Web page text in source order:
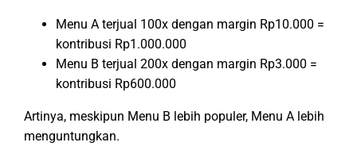
Menu A terjual 100x dengan margin Rp10.000 =
kontribusi Rp1.000.000
Menu B terjual 200x dengan margin Rp3.000 =
kontribusi Rp600.000
Artinya, meskipun Menu B lebih populer, Menu A lebih
menguntungkan.